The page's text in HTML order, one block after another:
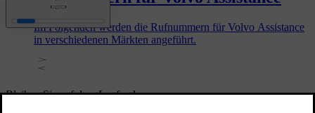
Im Folgenden werden die Rufnummern für Volvo Assistance
in verschiedenen Märkten angeführt.